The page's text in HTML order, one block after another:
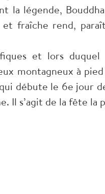
la légende,
fraîche rend,
et lors duquel
montagneux à
débute le 6e jour
Il s’agit de la fête la